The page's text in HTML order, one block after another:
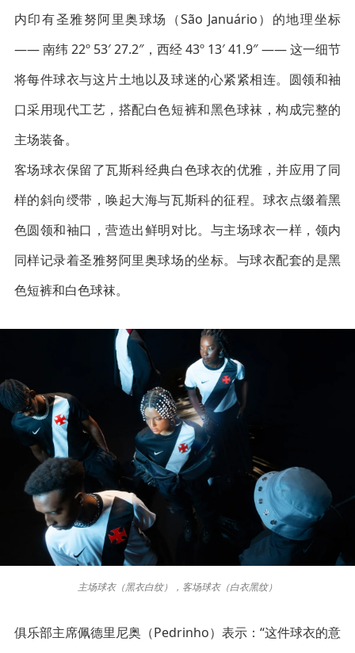
内印有圣雅努阿里奥球场（São Januário）的地理坐标
—— 南纬 22º 53′ 27.2″，西经 43º 13′ 41.9″ —— 这一细节
将每件球衣与这片土地以及球迷的心紧紧相连。圆领和袖
口采用现代工艺，搭配白色短裤和黑色球袜，构成完整的
主场装备。
客场球衣保留了瓦斯科经典白色球衣的优雅，并应用了同
样的斜向绶带，唤起大海与瓦斯科的征程。球衣点缀着黑
色圆领和袖口，营造出鲜明对比。与主场球衣一样，领内
同样记录着圣雅努阿里奥球场的坐标。与球衣配套的是黑
色短裤和白色球袜。
主场球衣（黑衣白纹），客场球衣（白衣黑纹）
俱乐部主席佩德里尼奥（Pedrinho）表示：“这件球衣的意